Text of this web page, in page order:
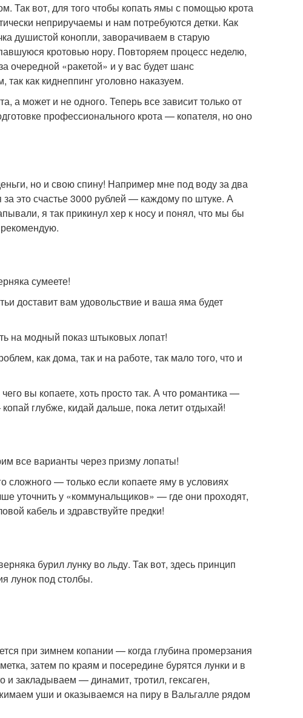
Так вот, для того чтобы копать ямы с помощью крота
неприручаемы и нам потребуются детки. Как
душистой конопли, заворачиваем в старую
кротовью нору. Повторяем процесс неделю,
очередной «ракетой» и у вас будет шанс
как киднеппинг уголовно наказуем.
а может и не одного. Теперь все зависит только от
профессионального крота — копателя, но оно
но и свою спину! Например мне под воду за два
это счастье 3000 рублей — каждому по штуке. А
я так прикинул хер к носу и понял, что мы бы
сумеете!
доставит вам удовольствие и ваша яма будет
на модный показ штыковых лопат!
как дома, так и на работе, так мало того, что и
вы копаете, хоть просто так. А что романтика —
глубже, кидай дальше, пока летит отдыхай!
все варианты через призму лопаты!
сложного — только если копаете яму в условиях
уточнить у «коммунальщиков» — где они проходят,
кабель и здравствуйте предки!
бурил лунку во льду. Так вот, здесь принцип
лунок под столбы.
при зимнем копании — когда глубина промерзания
затем по краям и посередине бурятся лунки и в
и закладываем — динамит, тротил, гексаген,
уши и оказываемся на пиру в Вальгалле рядом